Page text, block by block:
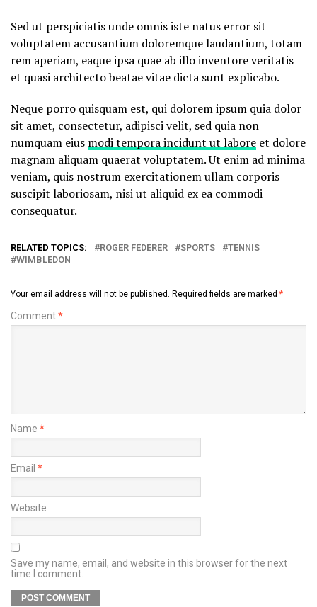
Sed ut perspiciatis unde omnis iste natus error sit
voluptatem accusantium doloremque laudantium, totam
rem aperiam, eaque ipsa quae ab illo inventore veritatis
et quasi architecto beatae vitae dicta sunt explicabo.
Neque porro quisquam est, qui dolorem ipsum quia dolor
sit amet, consectetur, adipisci velit, sed quia non
numquam eius modi tempora incidunt ut labore et dolore
magnam aliquam quaerat voluptatem. Ut enim ad minima
veniam, quis nostrum exercitationem ullam corporis
suscipit laboriosam, nisi ut aliquid ex ea commodi
consequatur.
RELATED TOPICS: ROGER FEDERER SPORTS
TENNIS
WIMBLEDON
Your email address will not be published. Required fields are marked *
Comment*
Name *
Email *
Website
Save my name, email, and website in this browser for the next
time I comment.